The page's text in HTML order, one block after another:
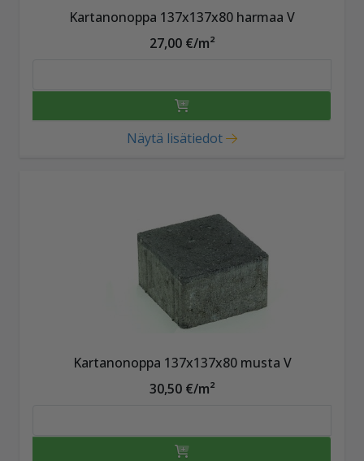
Kartanonoppa 137x137x80 harmaa V
27,00 €/m²
Näytä lisätiedot
Kartanonoppa 137x137x80 musta V
30,50 €/m²